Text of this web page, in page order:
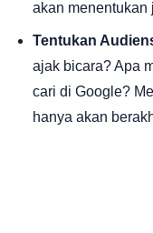
akan menentukan
Tentukan
ajak bicara? Apa
cari di Google?
hanya akan